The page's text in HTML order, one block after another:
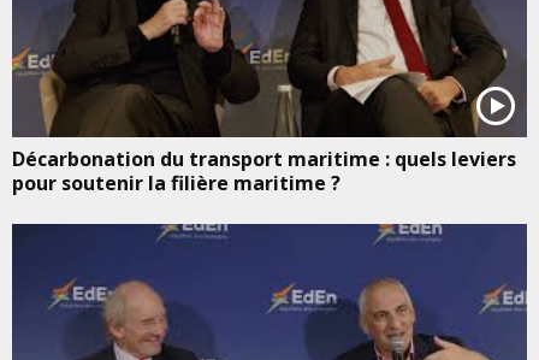
Décarbonation du transport maritime : quels leviers
pour soutenir la filière maritime ?